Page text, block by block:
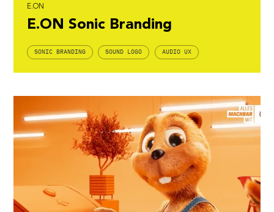
E.ON
E.ON Sonic Branding
SONIC BRANDING SOUND LOGO AUDIO UX